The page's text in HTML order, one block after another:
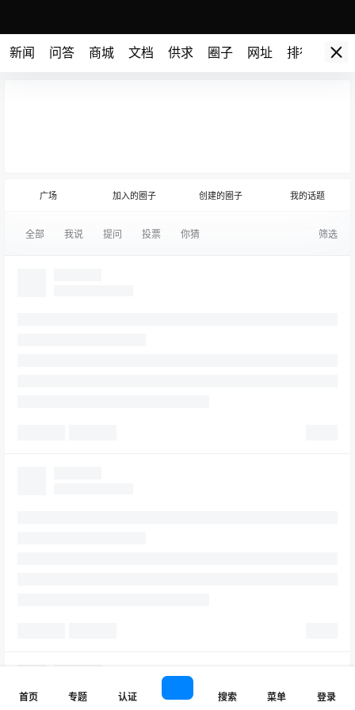
新闻 问答 商城 文档 供求 圈子 网址 排行榜
广场 加入的圈子 创建的圈子 我的话题
全部 我说 提问 投票 你猜 筛选
首页 专题 认证 搜索 菜单 登录